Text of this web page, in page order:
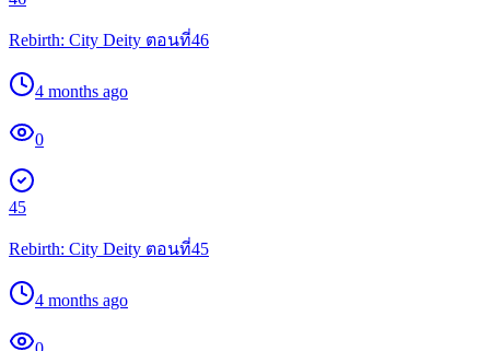
Rebirth: City Deity ตอนที่46
4 months ago
0
45
Rebirth: City Deity ตอนที่45
4 months ago